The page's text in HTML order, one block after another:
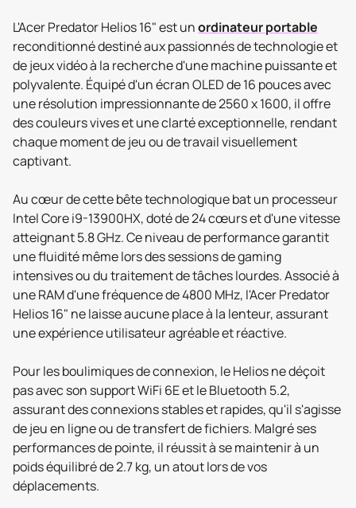
L'Acer Predator Helios 16" est unordinateur portable
reconditionné destiné aux passionnés de technologie et
de jeux vidéo à la recherche d'une machine puissante et
polyvalente. Équipé d'un écran OLED de 16 pouces avec
une résolution impressionnante de 2560 x 1600, il offre
des couleurs vives et une clarté exceptionnelle, rendant
chaque moment de jeu ou de travail visuellement
captivant.
Au cœur de cette bête technologique bat un processeur
Intel Core i9-13900HX, doté de 24 cœurs et d'une vitesse
atteignant 5.8 GHz. Ce niveau de performance garantit
une fluidité même lors des sessions de gaming
intensives ou du traitement de tâches lourdes. Associé à
une RAM d'une fréquence de 4800 MHz, l'Acer Predator
Helios 16" ne laisse aucune place à la lenteur, assurant
une expérience utilisateur agréable et réactive.
Pour les boulimiques de connexion, le Helios ne déçoit
pas avec son support WiFi 6E et le Bluetooth 5.2,
assurant des connexions stables et rapides, qu'il s'agisse
de jeu en ligne ou de transfert de fichiers. Malgré ses
performances de pointe, il réussit à se maintenir à un
poids équilibré de 2.7 kg, un atout lors de vos
déplacements.